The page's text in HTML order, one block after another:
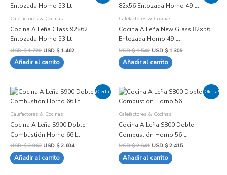
Calefactores & Cocinas
Cocina A Leña Glass 92×62
Enlozada Horno 53 Lt
USD $1.720
original
USD
$ 1.720.
USD $1.462
$ 1.462.
Añadir al carrito
Calefactores & Cocinas
Cocina A Leña New Glass 82×56
Enlozada Horno 49 Lt
USD $1.540
original
USD
$ 1.540.
USD $1.309
actual
$ 1.309.
Añadir al carrito
¡Oferta!
Calefactores & Cocinas
Cocina A Leña S900 Doble
Combustión Horno 66 Lt
USD $3.063
El
original
USD
$ 3.063.
USD $2.604
El
actual
$ 2.604.
Añadir al carrito
¡Oferta!
Calefactores & Cocinas
Cocina A Leña S800 Doble
Combustión Horno 56 L
USD $2.841
El
original
USD
$ 2.841.
USD $2.415
El
actual
$ 2.415.
Añadir al carrito